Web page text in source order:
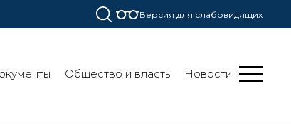
Версия для слабовидящих
Общество и власть Новости